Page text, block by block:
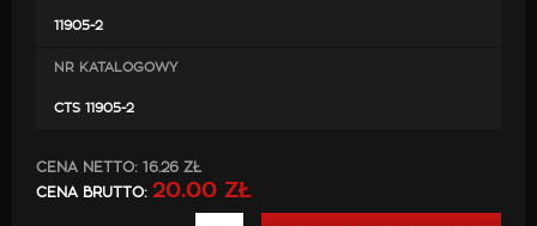
11905-2
NR KATALOGOWY
CTS 11905-2
CENA NETTO: 16.26 ZŁ
CENA BRUTTO: 20.00 ZŁ